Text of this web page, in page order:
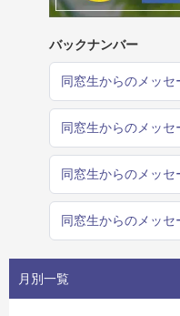
バックナンバー
同窓生からのメッセ
同窓生からのメッセ
同窓生からのメッセ
同窓生からのメッセ
月別一覧